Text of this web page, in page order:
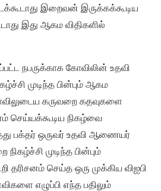
இறைவன் இருக்கக்கூடிய
இது ஆகம விதிகளில்
நபருக்காக கோவிலின் உதவி
முடிந்த பின்பும் ஆகம
கருவறை கதவுகளை
செய்யக்கூடிய நிகழ்வை
பக்தர் ஒருவர் உதவி ஆணையர்
முடிந்த பின்பும்
தரிசனம் செய்த ஒரு முக்கிய விஐபி
எழுப்பி எந்த பதிலும்